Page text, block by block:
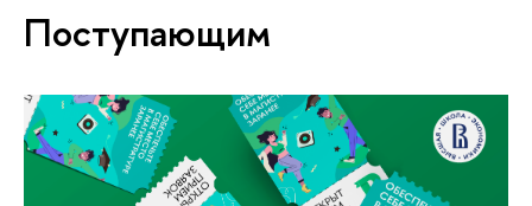
Поступающим